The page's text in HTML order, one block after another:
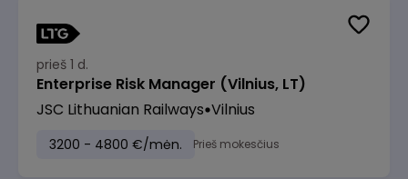
prieš 1 d.
Enterprise Risk Manager (Vilnius, LT)
JSC Lithuanian Railways Vilnius
3200 - 4800 €/mėn. Prieš mokesčius